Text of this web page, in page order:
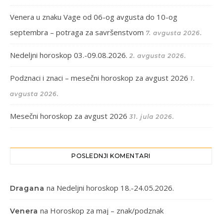
Venera u znaku Vage od 06-og avgusta do 10-og
septembra – potraga za savršenstvom 7. avgusta 2026.
Nedeljni horoskop 03.-09.08.2026. 2. avgusta 2026.
Podznaci i znaci – mesečni horoskop za avgust 2026 1.
avgusta 2026.
Mesečni horoskop za avgust 2026 31. jula 2026.
POSLEDNJI KOMENTARI
Dragana na Nedeljni horoskop 18.-24.05.2026.
Venera na Horoskop za maj – znak/podznak